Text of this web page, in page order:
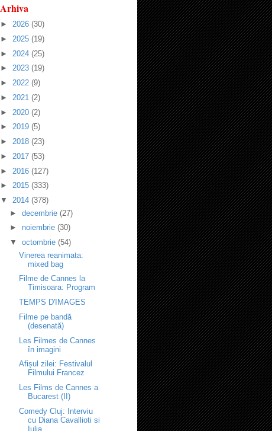
Arhiva
► 2026 (30)
► 2025 (19)
► 2024 (25)
► 2023 (19)
► 2022 (9)
► 2021 (2)
► 2020 (2)
► 2019 (5)
► 2018 (23)
► 2017 (53)
► 2016 (127)
► 2015 (333)
▼ 2014 (378)
► decembrie (27)
► noiembrie (30)
▼ octombrie (54)
Vinerea reanimata:
mixed bag
Filme de Cannes la
Timisoara: Program
TEMPS D'IMAGES
Filme pe bandă
(desenată)
Les Filmes de Cannes
în imagini
Afișul zilei: Festivalul
Filmului Francez
Les Films de Cannes a
Bucarest (II)
Comedy Cluj: Interviu
cu Diana Cavallioti si
Iulia...